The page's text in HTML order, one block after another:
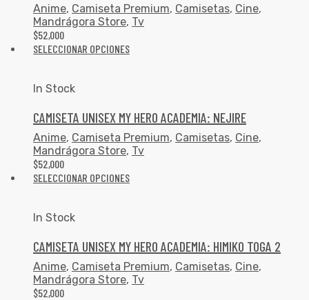
Anime, Camiseta Premium, Camisetas, Cine,
Mandrágora Store, Tv
$52,000
SELECCIONAR OPCIONES
In Stock
CAMISETA UNISEX MY HERO ACADEMIA: NEJIRE
Anime, Camiseta Premium, Camisetas, Cine,
Mandrágora Store, Tv
$52,000
SELECCIONAR OPCIONES
In Stock
CAMISETA UNISEX MY HERO ACADEMIA: HIMIKO TOGA 2
Anime, Camiseta Premium, Camisetas, Cine,
Mandrágora Store, Tv
$52,000